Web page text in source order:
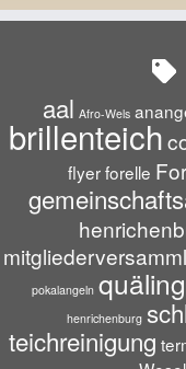
aal Afro-Wels
brillenteich
flyerforelle
pokalangeln
henrichenburg
teichreinigung